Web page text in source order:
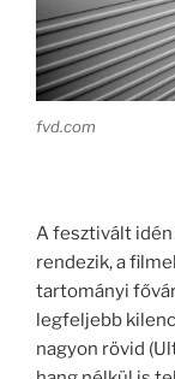
fvd.com
A fesztivált
rendezik, a
tartományi
legfeljebb
nagyon rövid